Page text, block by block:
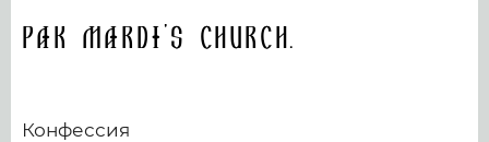
Pak Mardi's church.
Конфессия